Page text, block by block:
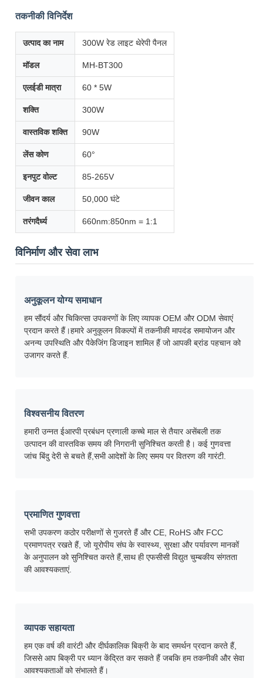
तकनीकी विनिर्देश
उत्पाद का नाम 300W रेड लाइट थेरेपी पैनल
मॉडल MH-BT300
एलईडी मात्रा 60 * 5W
शक्ति 300W
वास्तविक शक्ति 90W
लेंस कोण 60°
इनपुट वोल्ट 85-265V
जीवन काल 50,000 घंटे
तरंगदैर्ध्य 660nm:850nm = 1:1
विनिर्माण और सेवा लाभ
अनुकूलन योग्य समाधान
हम सौंदर्य और चिकित्सा उपकरणों के लिए व्यापक OEM और ODM सेवाएं
प्रदान करते हैं।हमारे अनुकूलन विकल्पों में तकनीकी मापदंड समायोजन और
अनन्य उपस्थिति और पैकेजिंग डिजाइन शामिल हैं जो आपकी ब्रांड पहचान को
उजागर करते हैं.
विश्वसनीय वितरण
हमारी उन्नत ईआरपी प्रबंधन प्रणाली कच्चे माल से तैयार असेंबली तक
उत्पादन की वास्तविक समय की निगरानी सुनिश्चित करती है। कई गुणवत्ता
जांच बिंदु देरी से बचते हैं,सभी आदेशों के लिए समय पर वितरण की गारंटी.
प्रमाणित गुणवत्ता
सभी उपकरण कठोर परीक्षणों से गुजरते हैं और CE, RoHS और FCC
प्रमाणपत्र रखते हैं, जो यूरोपीय संघ के स्वास्थ्य, सुरक्षा और पर्यावरण मानकों
के अनुपालन को सुनिश्चित करते हैं,साथ ही एफसीसी विद्युत चुम्बकीय संगतता
की आवश्यकताएं.
व्यापक सहायता
हम एक वर्ष की वारंटी और दीर्घकालिक बिक्री के बाद समर्थन प्रदान करते हैं,
जिससे आप बिक्री पर ध्यान केंद्रित कर सकते हैं जबकि हम तकनीकी और सेवा
आवश्यकताओं को संभालते हैं।